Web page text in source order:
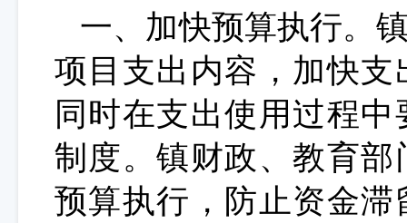
一、加快预算执行。
项目支出内容，加快
同时在支出使用过程
制度。镇财政、教育
预算执行，防止资金